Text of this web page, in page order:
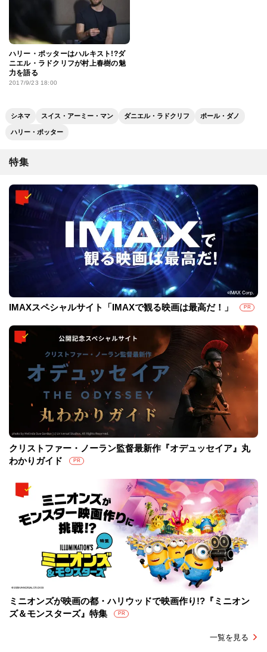
ハリー・ポッターはハルキスト!?ダ
ニエル・ラドクリフが村上春樹の魅
力を語る
2017/9/23 18:00
シネマ スイス・アーミー・マン ダニエル・ラドクリフ ポール・ダノ
ハリー・ポッター
特集
IMAXスペシャルサイト「IMAXで観る映画は最高だ！」 PR
クリストファー・ノーラン監督最新作『オデュッセイア』丸
わかりガイド
PR
ミニオンズが映画の都・ハリウッドで映画作り!?『ミニオン
ズ＆モンスターズ』特集
PR
一覧を見る